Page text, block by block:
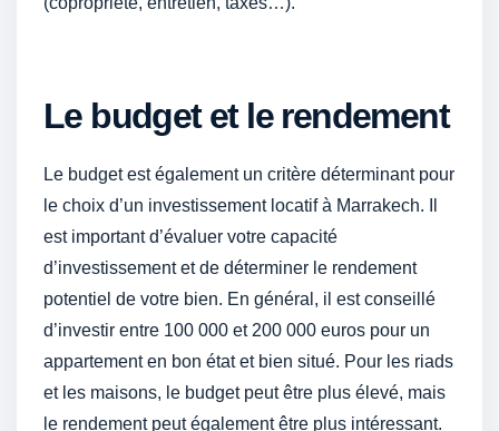
Le budget et le rendement
Le budget est également un critère déterminant pour
le choix d’un investissement locatif à Marrakech. Il
est important d’évaluer votre capacité
d’investissement et de déterminer le rendement
potentiel de votre bien. En général, il est conseillé
d’investir entre 100 000 et 200 000 euros pour un
appartement en bon état et bien situé. Pour les riads
et les maisons, le budget peut être plus élevé, mais
le rendement peut également être plus intéressant.